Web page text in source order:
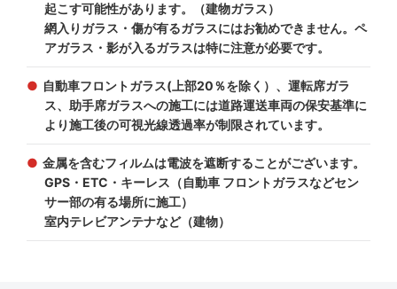
起こす可能性があります。（建物ガラス）
網入りガラス・傷が有るガラスにはお勧めできません。ペ
アガラス・影が入るガラスは特に注意が必要です。
自動車フロントガラス(上部20％を除く）、運転席ガラ
ス、助手席ガラスへの施工には道路運送車両の保安基準に
より施工後の可視光線透過率が制限されています。
金属を含むフィルムは電波を遮断することがございます。
GPS・ETC・キーレス（自動車 フロントガラスなどセン
サー部の有る場所に施工）
室内テレビアンテナなど（建物）